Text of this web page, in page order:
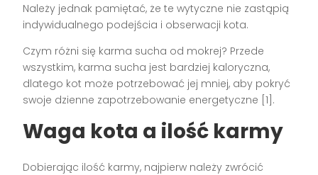
Należy jednak pamiętać, że te wytyczne nie zastąpią
indywidualnego podejścia i obserwacji kota.
Czym różni się karma sucha od mokrej? Przede
wszystkim, karma sucha jest bardziej kaloryczna,
dlatego kot może potrzebować jej mniej, aby pokryć
swoje dzienne zapotrzebowanie energetyczne [1].
Waga kota a ilość karmy
Dobierając ilość karmy, najpierw należy zwrócić